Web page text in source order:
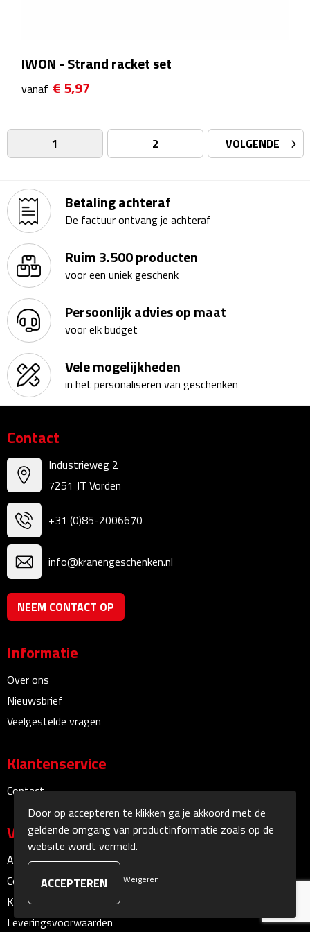
Badjassen
Handdoeken
Washandjes
Bodywarmers
Overhemden
Sweaters
Fleecevesten
Vesten
Broeken
Korte broeken
Lange broeken
Rokken
Ondergoed & Sokken
Ondergoed
Sokken
Caps, Hoeden & Mutsen
Bandanas
Hoeden
Mutsen
Oorwarmers
Zonnekleppen
Handschoenen & Sjaals
IWON - Strand racket set
vanaf € 5,97
1 2 VOLGENDE
Betaling achteraf
De factuur ontvang je achteraf
Ruim 3.500 producten
voor een uniek geschenk
Persoonlijk advies op maat
voor elk budget
Vele mogelijkheden
in het personaliseren van geschenken
Contact
Industrieweg 2
7251 JT Vorden
+31 (0)85-2006670
info@kranengeschenken.nl
NEEM CONTACT OP
Informatie
Over ons
Nieuwsbrief
Veelgestelde vragen
Klantenservice
Contact
Veilig winkelen
Algemene voorwaarden
Cookieverklaring
Klachtenprocedure
Leveringsvoorwaarden
Door op accepteren te klikken ga je akkoord met de
geldende omgang van productinformatie zoals op de
website wordt vermeld.
Weigeren